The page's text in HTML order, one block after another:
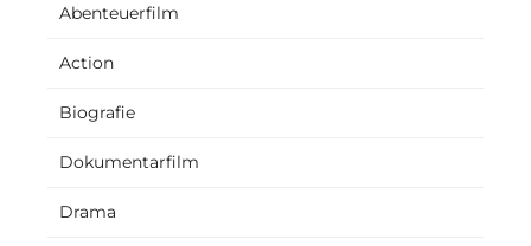
Abenteuerfilm
Action
Biografie
Dokumentarfilm
Drama